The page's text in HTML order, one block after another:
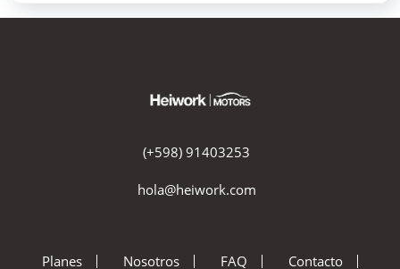
(+598) 91403253
hola@heiwork.com
Planes Nosotros FAQ Contacto